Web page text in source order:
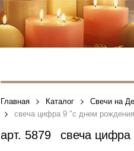
Главная Каталог Свечи на
свеча цифра 9 "с днем
арт. 5879 свеча